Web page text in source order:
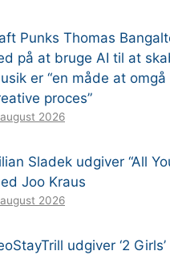
Punks Thomas
på at bruge AI til at
er “en måde at omgå
proces”
2026
Sladek udgiver “All
Joo Kraus
2026
udgiver ‘2